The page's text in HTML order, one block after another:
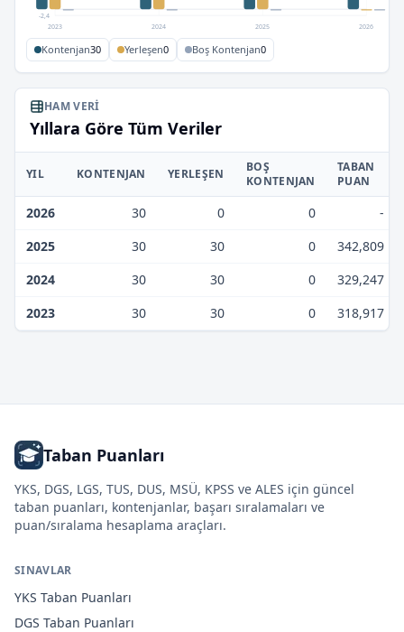
-2,4
2023
2024 2025 2026
Kontenjan30 Yerleşen0 Boş Kontenjan0
HAM VERI
Yıllara Göre Tüm Veriler
YIL KONTENJAN YERLEŞEN
BOŞ
KONTENJAN
TABAN
PUAN
2026 30 0 0
-
2025
30 30 0
342,809
2024
30 30 0
329,247
2023
30 30 0 318,917
Taban Puanları
YKS, DGS, LGS, TUS, DUS, MSÜ, KPSS ve ALES için güncel
taban puanları, kontenjanlar, başarı sıralamaları ve
puan/sıralama hesaplama araçları.
SINAVLAR
YKS Taban Puanları
DGS Taban Puanları